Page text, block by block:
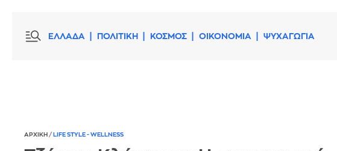
ΕΛΛΑΔΑ ΠΟΛΙΤΙΚΗ ΚΟΣΜΟΣ ΟΙΚΟΝΟΜΙΑ ΨΥΧΑΓΩΓΙΑ
ΑΡΧΙΚΗ / LIFE STYLE - WELLNESS